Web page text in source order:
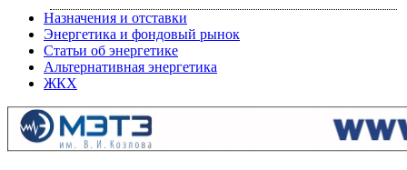
Назначения и отставки
Энергетика и фондовый рынок
Статьи об энергетике
Альтернативная энергетика
ЖКХ